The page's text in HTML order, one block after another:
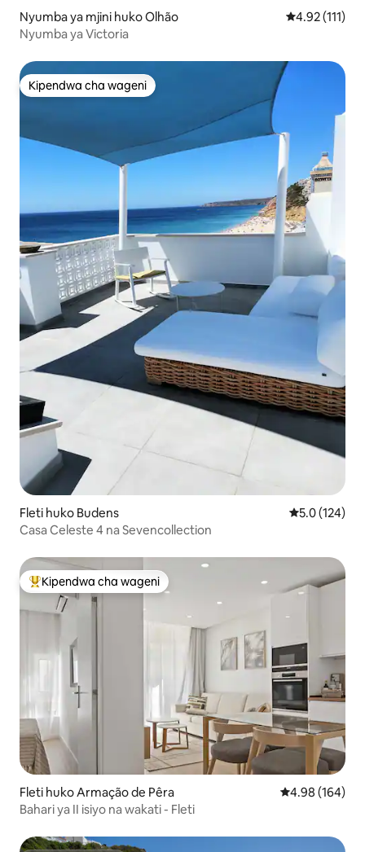
Nyumba ya mjini huko Olhão Ukadiriaji wa
4.92 (111)
Nyumba ya Victoria
Kipendwa cha wageni
Kipendwa cha wageni
Fleti huko Budens Ukadiriaji wa
5.0 (124)
Casa Celeste 4 na Sevencollection
Kipendwa maarufu cha wageni
Kipendwa cha wageni
Fleti huko Armação de Pêra Ukadiriaji wa
4.98 (164)
Bahari ya II isiyo na wakati - Fleti